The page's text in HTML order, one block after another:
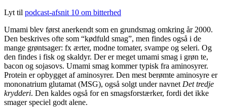
Lyt til podcast-afsnit 10 om bitterhed
Umami blev først anerkendt som en grundsmag omkring år 2000.
Den beskrives ofte som “kødfuld smag”, men findes også i de
mange grøntsager: fx ærter, modne tomater, svampe og seleri. Og
den findes i fisk og skaldyr. Der er meget umami smag i grøn te,
bacon og sojasovs. Umami smag kommer typisk fra aminosyrer.
Protein er opbygget af aminosyrer. Den mest berømte aminosyre er
mononatrium glutamat (MSG), også solgt under navnet Det tredje
krydderi. Den kaldes også for en smagsforstærker, fordi det ikke
smager speciel godt alene.